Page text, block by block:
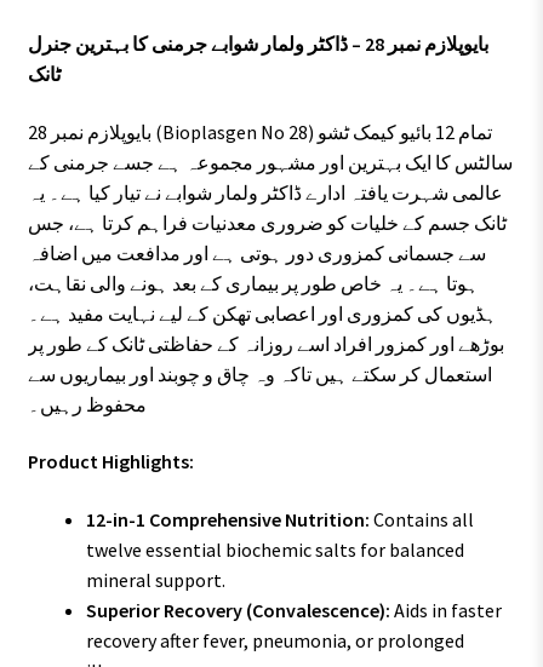
بایوپلازم نمبر 28 – ڈاکٹر ولمار شوابے جرمنی کا بہترین جنرل
ٹانک
بایوپلازم نمبر 28 (Bioplasgen No 28) تمام 12 بائیو کیمک ٹشو
سالٹس کا ایک بہترین اور مشہور مجموعہ ہے جسے جرمنی کے
عالمی شہرت یافتہ ادارے ڈاکٹر ولمار شوابے نے تیار کیا ہے۔ یہ
ٹانک جسم کے خلیات کو ضروری معدنیات فراہم کرتا ہے، جس
سے جسمانی کمزوری دور ہوتی ہے اور مدافعت میں اضافہ
ہوتا ہے۔ یہ خاص طور پر بیماری کے بعد ہونے والی نقاہت،
ہڈیوں کی کمزوری اور اعصابی تھکن کے لیے نہایت مفید ہے۔
بوڑھے اور کمزور افراد اسے روزانہ کے حفاظتی ٹانک کے طور پر
استعمال کر سکتے ہیں تاکہ وہ چاق و چوبند اور بیماریوں سے
محفوظ رہیں۔
Product Highlights:
12-in-1 Comprehensive Nutrition: Contains all
twelve essential biochemic salts for balanced
mineral support.
Superior Recovery (Convalescence): Aids in faster
recovery after fever, pneumonia, or prolonged